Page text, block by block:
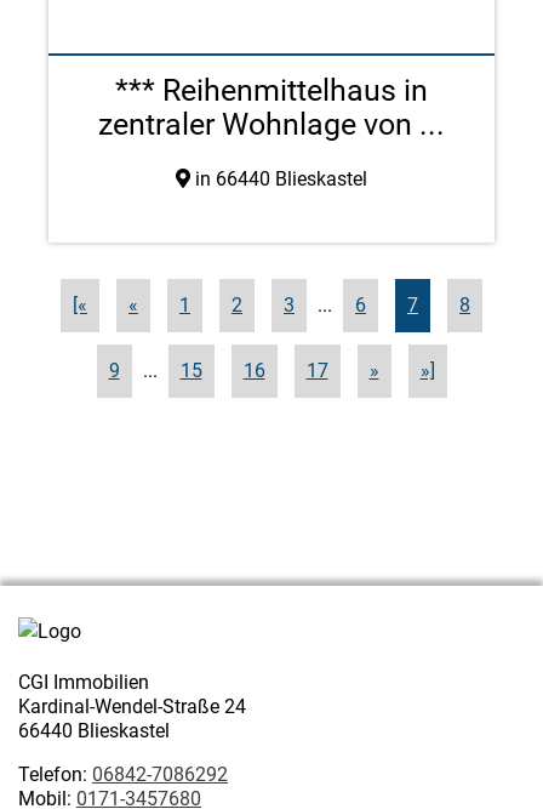
*** Reihenmittelhaus in
zentraler Wohnlage von ...
in 66440 Blieskastel
[« « 1 2 3 ... 6 7 8
9 ... 15 16 17 » »]
CGI Immobilien
Kardinal-Wendel-Straße 24
66440 Blieskastel
Telefon: 06842-7086292
Mobil: 0171-3457680